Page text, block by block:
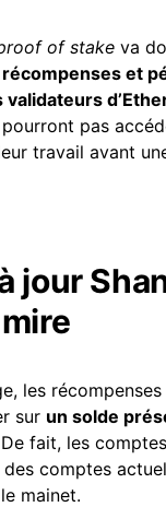
of stake va
et
pas
travail avant
jour
les
sur un solde
fait, les
comptes
mainet.